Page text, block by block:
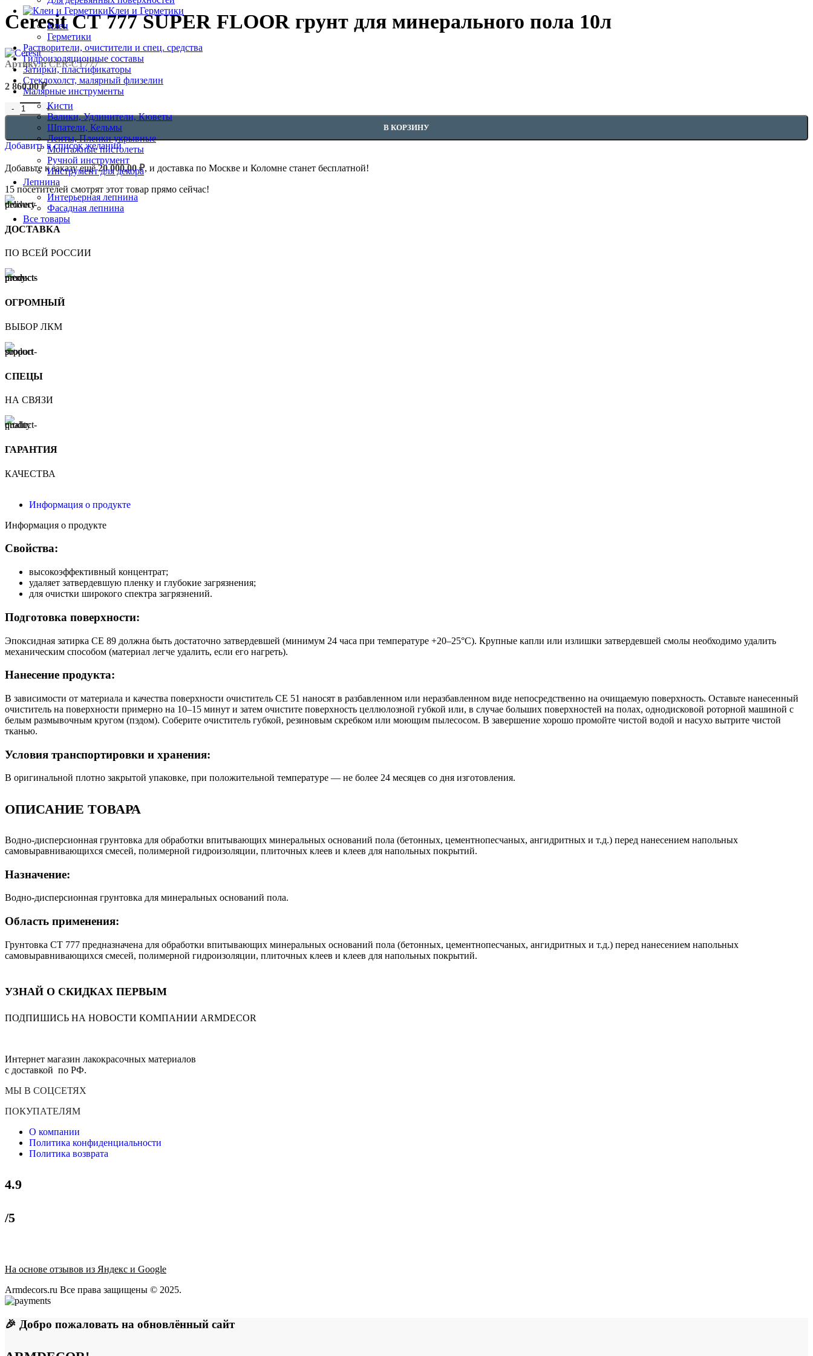
Клеи и Герметики
Клеи
Герметики
Растворители, очистители и спец. средства
Гидроизоляционные составы
Затирки, пластификаторы
Стеклохолст, малярный флизелин
Малярные инструменты
Кисти
Валики, Удлинители, Кюветы
Шпатели, Кельмы
Ленты, Пленки укрывные
Монтажные пистолеты
Ручной инструмент
Инструмент для декора
Лепнина
Интерьерная лепнина
Фасадная лепнина
Все товары
Ceresit СТ 777 SUPER FLOOR грунт для минерального пола 10л
Артикул:CER-CT777
2 860,00₽
Количество товара Ceresit СТ 777 SUPER FLOOR грунт для минерального пола 10л
В КОРЗИНУ
Добавить в список желаний
Добавьте к заказу ещё20 000,00₽, и доставка по Москве и Коломне станет бесплатной!
15 посетителей смотрят этот товар прямо сейчас!
ДОСТАВКА
ПО ВСЕЙ РОССИИ
ОГРОМНЫЙ
ВЫБОР ЛКМ
СПЕЦЫ
НА СВЯЗИ
ГАРАНТИЯ
КАЧЕСТВА
Информация о продукте
Информация о продукте
Свойства:
высокоэффективный концентрат;
удаляет затвердевшую пленку и глубокие загрязнения;
для очистки широкого спектра загрязнений.
Подготовка поверхности:
Эпоксидная затирка CE 89 должна быть достаточно затвердевшей (минимум 24 часа при температуре +20–25°C). Крупные капли или излишки затвердевшей смолы необходимо удалить
механическим способом (материал легче удалить, если его нагреть).
Нанесение продукта:
В зависимости от материала и качества поверхности очиститель CE 51 наносят в разбавленном или неразбавленном виде непосредственно на очищаемую поверхность. Оставьте нанесенный
очиститель на поверхности примерно на 10–15 минут и затем очистите поверхность целлюлозной губкой или, в случае больших поверхностей на полах, однодисковой роторной машиной с
белым размывочным кругом (пэдом). Соберите очиститель губкой, резиновым скребком или моющим пылесосом. В завершение хорошо промойте чистой водой и насухо вытрите чистой
тканью.
Условия транспортировки и хранения:
В оригинальной плотно закрытой упаковке, при положительной температуре — не более 24 месяцев со дня изготовления.
ОПИСАНИЕ ТОВАРА
Водно-дисперсионная грунтовка для обработки впитывающих минеральных оснований пола (бетонных, цементнопесчаных, ангидритных и т.д.) перед нанесением напольных
самовыравнивающихся смесей, полимерной гидроизоляции, плиточных клеев и клеев для напольных покрытий.
Назначение:
Водно-дисперсионная грунтовка для минеральных оснований пола.
Область применения:
Грунтовка CT 777 предназначена для обработки впитывающих минеральных оснований пола (бетонных, цементнопесчаных, ангидритных и т.д.) перед нанесением напольных
самовыравнивающихся смесей, полимерной гидроизоляции, плиточных клеев и клеев для напольных покрытий.
УЗНАЙ О СКИДКАХ ПЕРВЫМ
ПОДПИШИСЬ НА НОВОСТИ КОМПАНИИ ARMDECOR
Интернет магазин лакокрасочных материалов
с доставкой по РФ.
МЫ В СОЦСЕТЯХ
ПОКУПАТЕЛЯМ
О компании
Политика конфиденциальности
Политика возврата
4.9
/5
На основе отзывов из Яндекс и Google
Armdecors.ru Все права защищены © 2025. ​
🎉 Добро пожаловать на обновлённый сайт